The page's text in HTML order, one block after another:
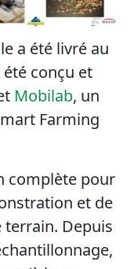
a été livré au
été conçu et
Mobilab, un
Farming
complète pour
et de
Depuis